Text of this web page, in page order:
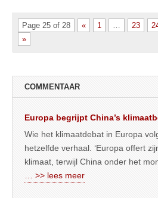
Page 25 of 28 « 1 23
»
COMMENTAAR
Europa begrijpt China’s
Wie het klimaatdebat in Europa
hetzelfde verhaal. ‘Europa offert
klimaat, terwijl China onder het
… >> lees meer